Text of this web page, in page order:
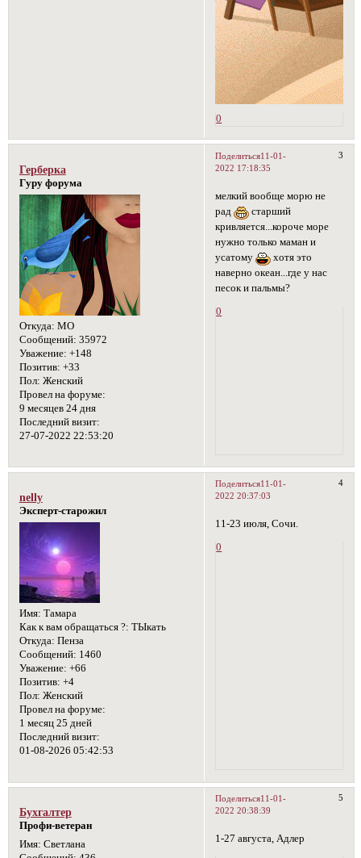
0
Поделиться 3
11-01-
2022 17:18:35
Герберка
Гуру форума
Откуда: МО
Сообщений: 35972
Уважение: +148
Позитив: +33
Пол: Женский
Провел на форуме:
9 месяцев 24 дня
Последний визит:
27-07-2022 22:53:20
мелкий вообще морю не
рад
старший
кривляется...короче море
нужно только маман и
усатому
хотя это
наверно океан...где у нас
песок и пальмы?
0
Поделиться 4
11-01-
2022 20:37:03
nelly
Эксперт-старожил
Имя: Тамара
Как к вам обращаться ?: ТЫкать
Откуда: Пенза
Сообщений: 1460
Уважение: +66
Позитив: +4
Пол: Женский
Провел на форуме:
1 месяц 25 дней
Последний визит:
01-08-2026 05:42:53
11-23 июля, Сочи.
0
Поделиться 5
11-01-
2022 20:38:39
Бухгалтер
Профи-ветеран
Имя: Светлана
1-27 августа, Адлер